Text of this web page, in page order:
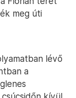
meg úti
lévő
a